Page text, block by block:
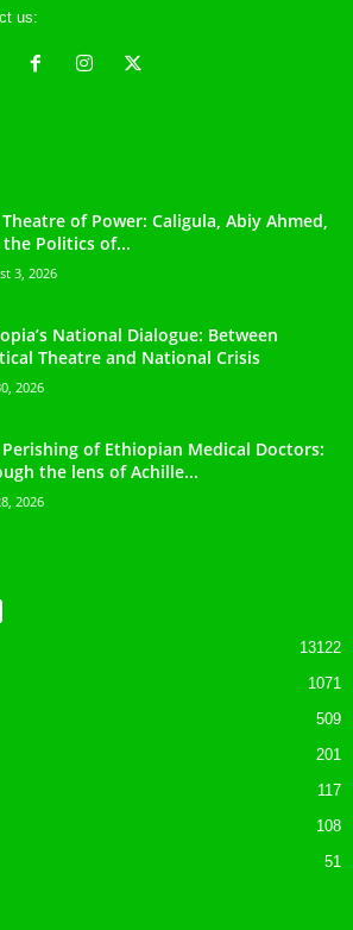
us:
of Power: Caligula, Abiy Ahmed,
Politics of...
3, 2026
National Dialogue: Between
Theatre and National Crisis
2026
Perishing of Ethiopian Medical Doctors:
the lens of Achille...
2026
13122
1071
509
201
117
108
51